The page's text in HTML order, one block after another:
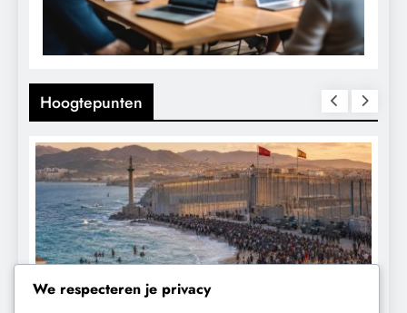
Hoogtepunten
We respecteren je privacy